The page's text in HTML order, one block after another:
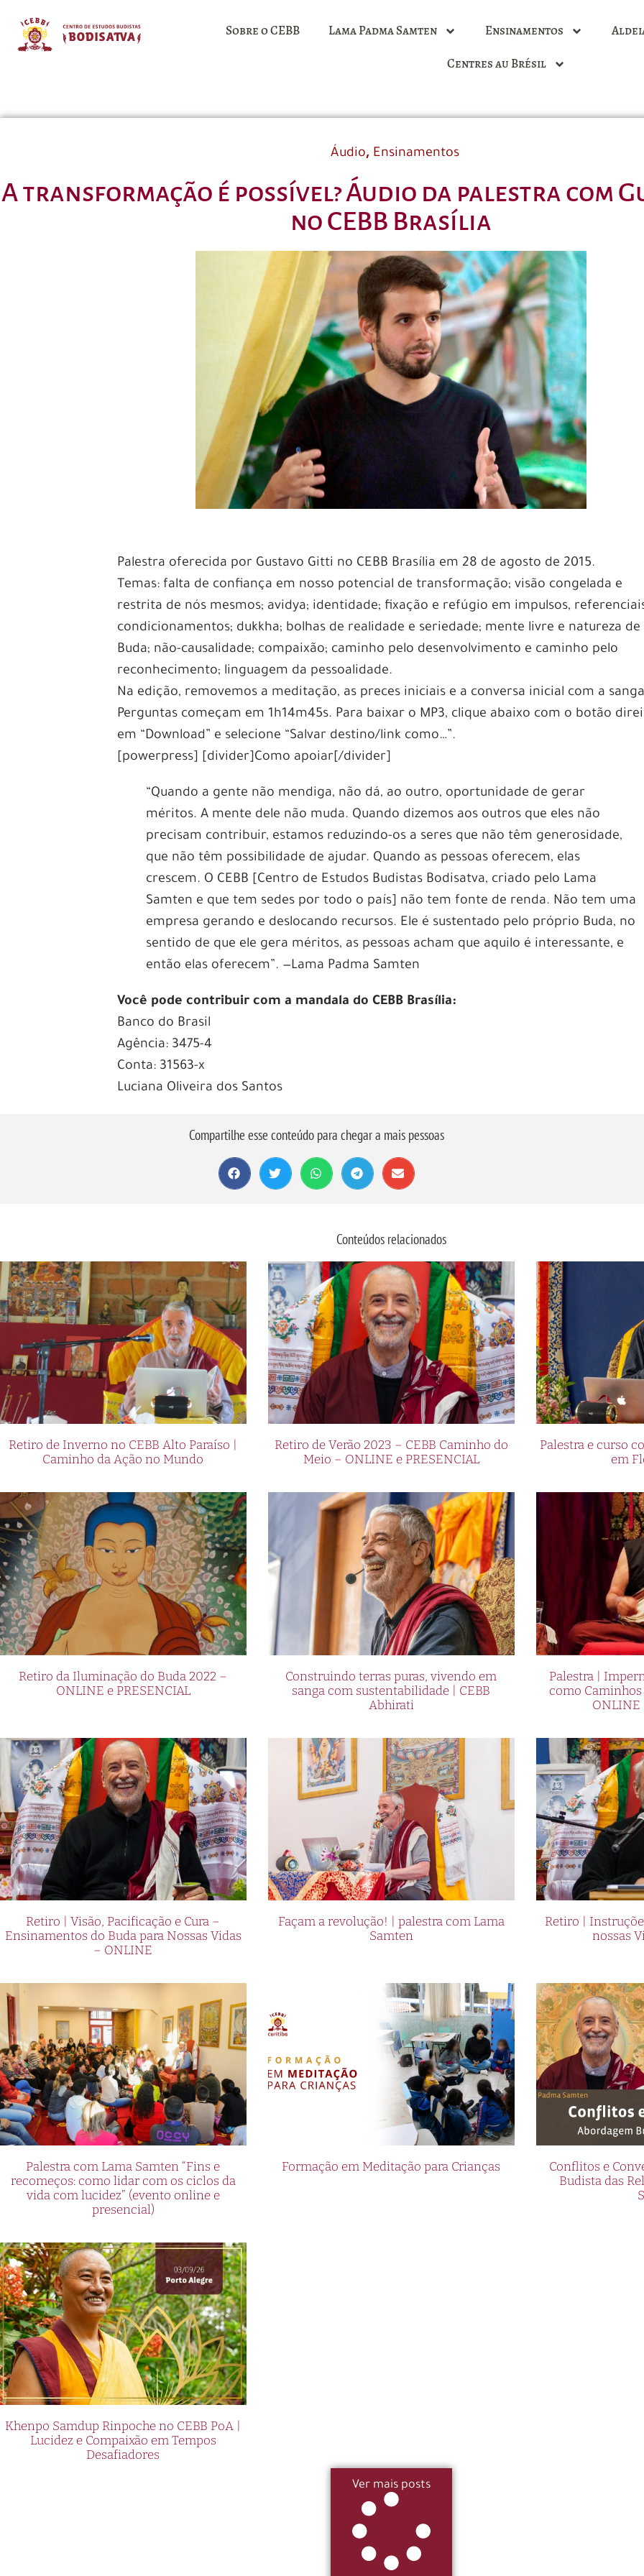
Sobre o CEBB Lama Padma Samten Ensinamentos
Centres au Brésil
Áudio, Ensinamentos
A transformação é possível? Áudio da palestra com
no CEBB Brasília
Palestra oferecida por Gustavo Gitti no CEBB Brasília em 28 de agosto de 2015.
Temas: falta de confiança em nosso potencial de transformação; visão congelada e
restrita de nós mesmos; avidya; identidade; fixação e refúgio em impulsos,
condicionamentos; dukkha; bolhas de realidade e seriedade; mente livre e natureza de
Buda; não-causalidade; compaixão; caminho pelo desenvolvimento e caminho pelo
reconhecimento; linguagem da pessoalidade.
Na edição, removemos a meditação, as preces iniciais e a conversa inicial com a
Perguntas começam em 1h14m45s. Para baixar o MP3, clique abaixo com o botão
em “Download” e selecione “Salvar destino/link como…”.
[powerpress] [divider]Como apoiar[/divider]
“Quando a gente não mendiga, não dá, ao outro, oportunidade de gerar
méritos. A mente dele não muda. Quando dizemos aos outros que eles não
precisam contribuir, estamos reduzindo-os a seres que não têm generosidade,
que não têm possibilidade de ajudar. Quando as pessoas oferecem, elas
crescem. O CEBB [Centro de Estudos Budistas Bodisatva, criado pelo Lama
Samten e que tem sedes por todo o país] não tem fonte de renda. Não tem uma
empresa gerando e deslocando recursos. Ele é sustentado pelo próprio Buda, no
sentido de que ele gera méritos, as pessoas acham que aquilo é interessante, e
então elas oferecem”. —Lama Padma Samten
Você pode contribuir com a mandala do CEBB Brasília:
Banco do Brasil
Agência: 3475-4
Conta: 31563-x
Luciana Oliveira dos Santos
Compartilhe esse conteúdo para chegar a mais pessoas
Conteúdos relacionados
Retiro de Inverno no CEBB Alto Paraíso |
Caminho da Ação no Mundo
Retiro de Verão 2023 – CEBB Caminho do
Meio – ONLINE e PRESENCIAL
Palestra e curso
em
Retiro da Iluminação do Buda 2022 –
ONLINE e PRESENCIAL
Construindo terras puras, vivendo em
sanga com sustentabilidade | CEBB
Abhirati
Palestra |
como
ONLINE
Retiro | Visão, Pacificação e Cura –
Ensinamentos do Buda para Nossas Vidas
– ONLINE
Façam a revolução! | palestra com Lama
Samten
Retiro |
nossas
Palestra com Lama Samten “Fins e
recomeços: como lidar com os ciclos da
vida com lucidez” (evento online e
presencial)
Formação em Meditação para Crianças
Conflitos e
Budista das
Khenpo Samdup Rinpoche no CEBB PoA |
Lucidez e Compaixão em Tempos
Desafiadores
Ver mais posts